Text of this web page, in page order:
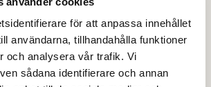
för att anpassa innehållet
användarna, tillhandahålla funktioner
och analysera vår trafik. Vi
sådana identifierare och annan
journalsystemet Prorenata sparas
gäller delar av elevhälsans
enligt lag ska bevaras.